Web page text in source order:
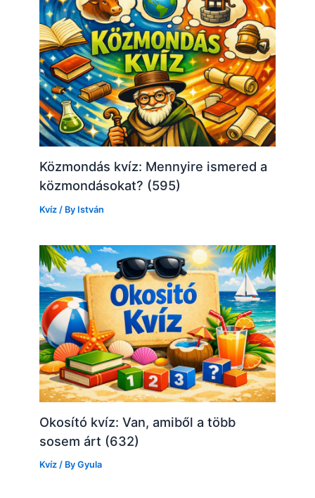
Közmondás kvíz: Mennyire ismered a
közmondásokat? (595)
Kvíz / By István
Okosító kvíz: Van, amiből a több
sosem árt (632)
Kvíz / ByGyula